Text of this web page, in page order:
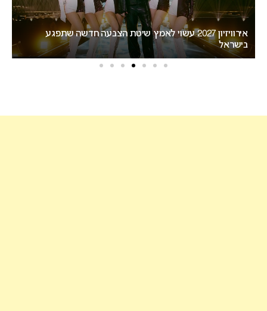
אירוויזיון 2027 עשוי לאמץ שיטת הצבעה חדשה שתפגע
בישראל